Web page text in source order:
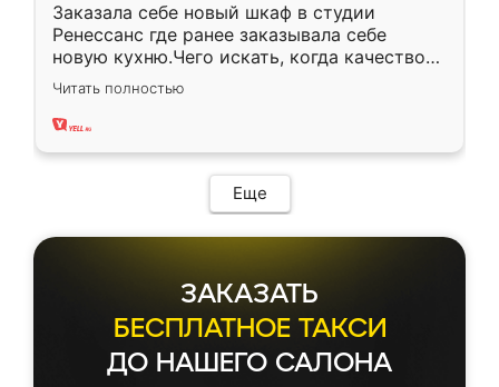
Заказала себе новый шкаф в студии
Ренессанс где ранее заказывала себе
новую кухню.Чего искать, когда качеством
вполне довольна. Служит кухня уже почти
два года, нареканий нет.
Читать полностью
Еще
ЗАКАЗАТЬ
БЕСПЛАТНОЕ ТАКСИ
ДО НАШЕГО САЛОНА